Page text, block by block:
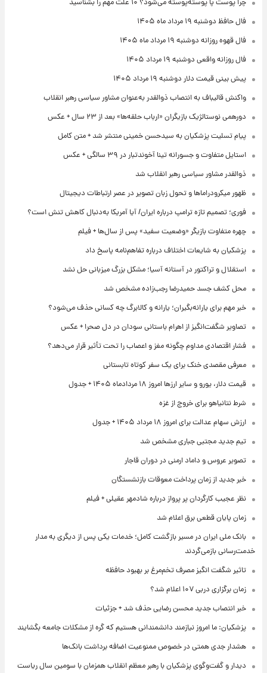
چرا پوست پا پوسته‌پوسته می‌شود؟ ۱۰ علت مهم را بشناسید
فال حافظ دوشنبه ۱۹ مرداد ماه ۱۴۰۵
فال قهوه روزانه دوشنبه ۱۹ مرداد ماه ۱۴۰۵
فال روزانه واقعی دوشنبه ۱۹ مرداد ۱۴۰۵
پیش‌ بینی قیمت دلار دوشنبه ۱۹ مرداد ۱۴۰۵
واکنش قالیباف به انتصاب ذوالقدر به‌عنوان مشاور سیاسی رهبر انقلاب
دورهمی نوستالژیک بازیگران «ارباب حلقه‌ها» بعد از ۲۳ سال + عکس
پیام تسلیت پزشکیان به سیدحسن خمینی منتشر شد + متن کامل
استایل متفاوت و جسورانه تینا آخوندتبار در ۳۹ سالگی + عکس
ذوالقدر مشاور سیاسی رهبر انقلاب شد
ظهور میکرودراماها و تحول زبان تصویر در عصر ارتباطات دیجیتال
فوری؛ تصمیم تازه ترامپ درباره ایران/ آیا آمریکا به‌دنبال کاهش تنش است؟
چهره متفاوت بازیگر «وضعیت سفید» پس از سال‌ها + فیلم
پزشکیان به شایعات اختلاف درباره تفاهم‌نامه پاسخ داد
استقلال و تراکتور در آستانه آسیا؛ مشکل بزرگ میزبانی حل نشد
محل کشف جسد حمیدرضا رجب‌زاده مشخص شد
خبر مهم برای یارانه‌بگیران؛ یارانه و کالابرگ چه کسانی حذف می‌شود؟
تصاویر شگفت‌انگیز از اهرام باستانی سودان در دل صحرا + عکس
فشار اقتصادی مداوم چگونه مغز و اعصاب را تحت تأثیر قرار می‌دهد؟
معرفی مقصدی خنک برای یک سفر کوتاه تابستانی
قیمت دلار، یورو و سایر ارزها امروز ۱۸ مردادماه ۱۴۰۵ + جدول
شرط نتانیاهو برای خروج از غزه
ارزش سهام عدالت برای امروز ۱۸ مرداد ۱۴۰۵ + جدول
تیم جدید مجتبی جباری مشخص شد
تصویر عروس و داماد ارمنی در دوران قاجار
خبر جدید از زمان پرداخت معوقات بازنشستگان
نظر عجیب کارگردان پر پرواز درباره شادمهر عقیلی + فیلم
زمان پایان قطعی برق اعلام شد
بانک ملی ایران در مسیر بازگشت کامل؛ خدمات یکی پس از دیگری به مدار
خدمت‌رسانی بازمی‌گردند
تاثیر شگفت انگیز مصرف تخم‌مرغ بر بهبود حافظه
زمان برگزاری دربی ۱۰۷ اعلام شد؟
خبر انتصاب جدید محسن رضایی حذف شد + جزئیات
پزشکیان: ما امروز نیازمند دانشمندانی هستیم که گره از مشکلات جامعه بگشایند
هشدار جدی همتی در خصوص ممنوعیت اضافه ‌برداشت بانک‌ها
دیدار و گفت‌وگوی پزشکیان با رهبر معظم انقلاب همزمان با سومین سال ریاست